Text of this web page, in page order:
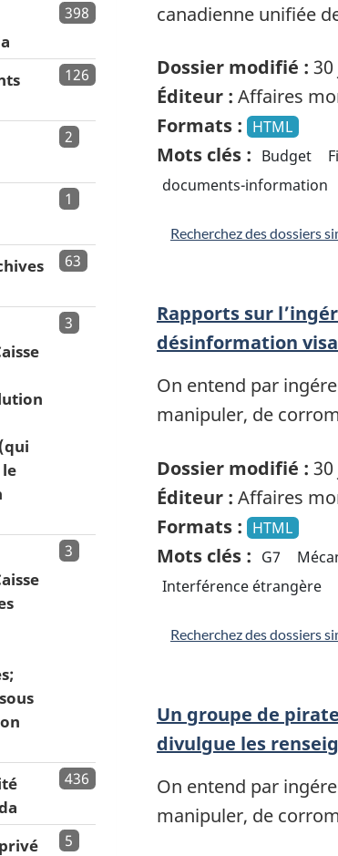
canadienne unifiée
Dossier modifié :
Éditeur : Affaires
Formats : HTML
Mots clés : Budget
documents-information
Recherchez des dossiers
Rapports sur
désinformation
On entend par
manipuler, de
Dossier modifié :
Éditeur : Affaires
Formats : HTML
Mots clés : G7
Interférence étrangère
Recherchez des dossiers
Un groupe de
divulgue les
On entend par
manipuler, de
398
126
2
1
63
3
3
436
5